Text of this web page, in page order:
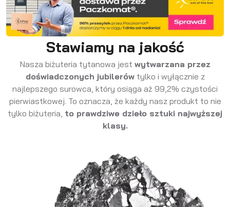
Stawiamy na jakość
Nasza biżuteria tytanowa jest wytwarzana przez
doświadczonych jubilerówtylko i wyłącznie z
najlepszego surowca, który osiąga aż 99,2% czystości
pierwiastkowej. To oznacza, że każdy nasz produkt to nie
tylko biżuteria, to prawdziwe dzieło sztuki najwyższej
klasy.